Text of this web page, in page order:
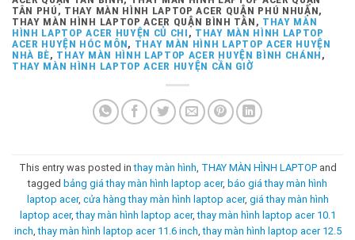
TÂN PHÚ, THAY MÀN HÌNH LAPTOP ACER QUẬN PHÚ NHUẬN,
THAY MÀN HÌNH LAPTOP ACER QUẬN BÌNH TÂN, THAY MÀN
HÌNH LAPTOP ACER HUYỆN CỦ CHI, THAY MÀN HÌNH LAPTOP
ACER HUYỆN HÓC MÔN, THAY MÀN HÌNH LAPTOP ACER HUYỆN
NHÀ BÈ, THAY MÀN HÌNH LAPTOP ACER HUYỆN BÌNH CHÁNH,
THAY MÀN HÌNH LAPTOP ACER HUYỆN CẦN GIỜ
This entry was posted inthay màn hình, THAY MÀN HÌNH LAPTOPand
tagged bảng giá thay màn hình laptop acer, báo giá thay màn hình
laptop acer, cửa hàng thay màn hình laptop acer, giá thay màn hình
laptop acer,thay màn hình laptop acer,thay màn hình laptop acer 10.1
inch,thay màn hình laptop acer 11.6 inch,thay màn hình laptop acer 12.5